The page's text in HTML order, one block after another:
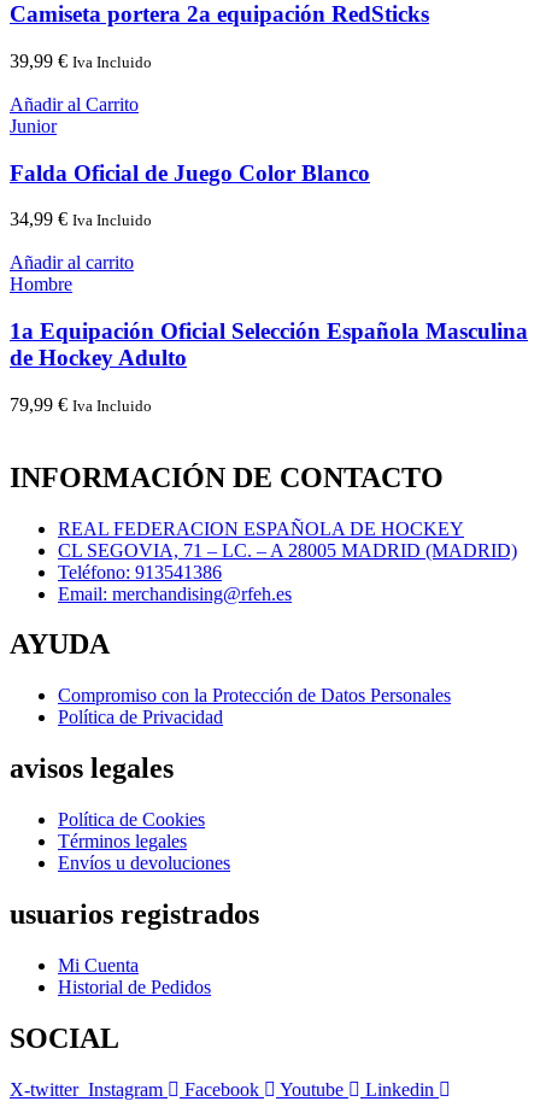
Camiseta portera 2a equipación RedSticks
39,99 € Iva Incluido
Añadir al Carrito
Junior
Falda Oficial de Juego Color Blanco
34,99 € Iva Incluido
Añadir al carrito
Hombre
1a Equipación Oficial Selección Española Masculina
de Hockey Adulto
79,99 € Iva Incluido
INFORMACIÓN DE CONTACTO
REAL FEDERACION ESPAÑOLA DE HOCKEY
CL SEGOVIA, 71 – LC. – A 28005 MADRID (MADRID)
Teléfono: 913541386
Email: merchandising@rfeh.es
AYUDA
Compromiso con la Protección de Datos Personales
Política de Privacidad
avisos legales
Política de Cookies
Términos legales
Envíos u devoluciones
usuarios registrados
Mi Cuenta
Historial de Pedidos
SOCIAL
X-twitter Instagram Facebook Youtube Linkedin